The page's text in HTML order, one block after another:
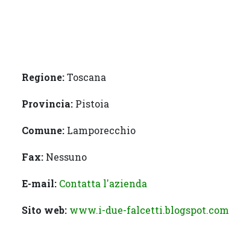
Regione:Toscana
Provincia: Pistoia
Comune: Lamporecchio
Fax: Nessuno
E-mail: Contatta l'azienda
Sito web: www.i-due-falcetti.blogspot.com